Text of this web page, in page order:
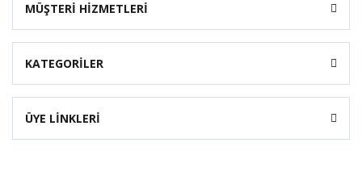
MÜŞTERİ HİZMETLERİ
KATEGORİLER
ÜYE LİNKLERİ